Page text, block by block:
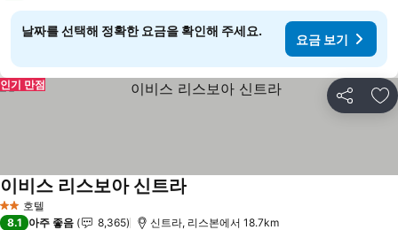
날짜를 선택해 정확한 요금을 확인해 주세요.
요금 보기
공유 즐
인기 만점
2 성급호텔
이비스 리스보아 신트라
8.1 아주 좋음 8,365 신트라, 리스본에서 18.7km